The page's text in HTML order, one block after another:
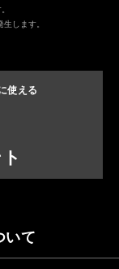
します。
使える
いて